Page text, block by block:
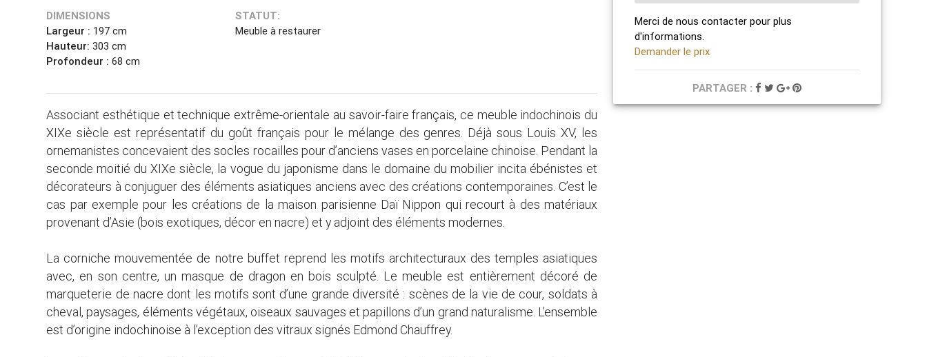
DIMENSIONS
Largeur : 197 cm
Hauteur: 303 cm
Profondeur : 68 cm
STATUT:
Meuble à restaurer
Associant esthétique et technique extrême-orientale au savoir-faire français, ce meuble indochinois du
XIXe siècle est représentatif du goût français pour le mélange des genres. Déjà sous Louis XV, les
ornemanistes concevaient des socles rocailles pour d’anciens vases en porcelaine chinoise. Pendant la
seconde moitié du XIXe siècle, la vogue du japonisme dans le domaine du mobilier incita ébénistes et
décorateurs à conjuguer des éléments asiatiques anciens avec des créations contemporaines. C’est le
cas par exemple pour les créations de la maison parisienne Daï Nippon qui recourt à des matériaux
provenant d’Asie (bois exotiques, décor en nacre) et y adjoint des éléments modernes.
La corniche mouvementée de notre buffet reprend les motifs architecturaux des temples asiatiques
avec, en son centre, un masque de dragon en bois sculpté. Le meuble est entièrement décoré de
marqueterie de nacre dont les motifs sont d’une grande diversité : scènes de la vie de cour, soldats à
cheval, paysages, éléments végétaux, oiseaux sauvages et papillons d’un grand naturalisme. L’ensemble
est d’origine indochinoise à l’exception des vitraux signés Edmond Chauffrey.
Merci de nous contacter pour plus
d'informations.
Demander le prix
PARTAGER :